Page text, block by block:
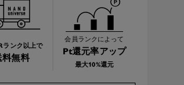
ランク以上で
料無料
会員ランクによって
Pt還元率アップ
最大10%還元